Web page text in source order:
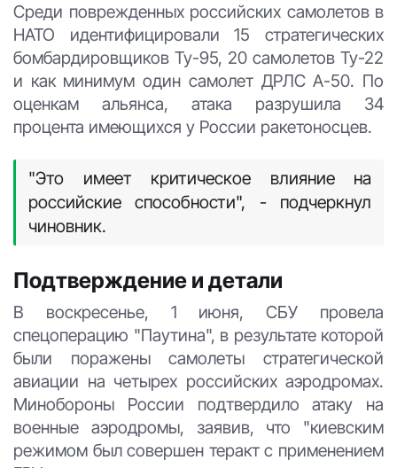
Среди поврежденных российских самолетов в
НАТО идентифицировали 15 стратегических
бомбардировщиков Ту-95, 20 самолетов Ту-22
и как минимум один самолет ДРЛС А-50. По
оценкам альянса, атака разрушила 34
процента имеющихся у России ракетоносцев.
"Это имеет критическое влияние на
российские способности", - подчеркнул
чиновник.
Подтверждение и детали
В воскресенье, 1 июня, СБУ провела
спецоперацию "Паутина", в результате которой
были поражены самолеты стратегической
авиации на четырех российских аэродромах.
Минобороны России подтвердило атаку на
военные аэродромы, заявив, что "киевским
режимом был совершен теракт с применением